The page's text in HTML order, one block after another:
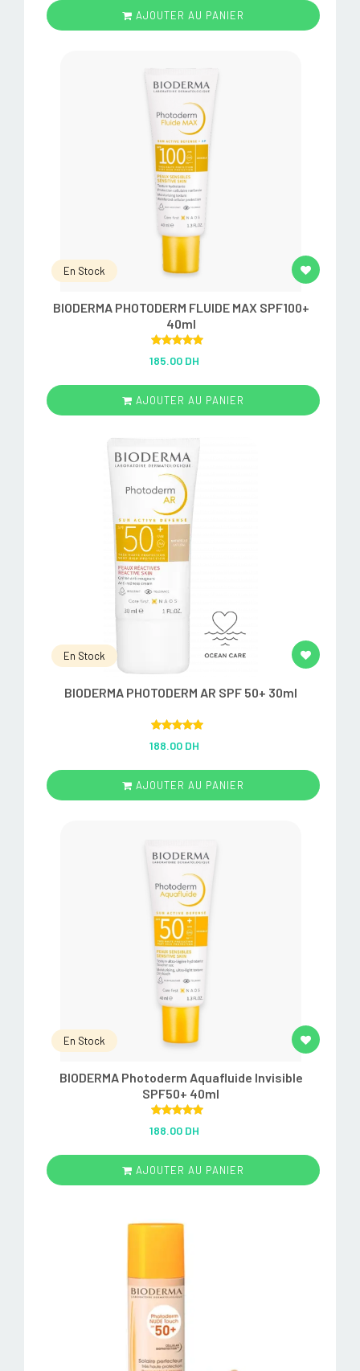
AJOUTER AU PANIER
En Stock
BIODERMA PHOTODERM FLUIDE MAX SPF100+
40ml
out of 5
185.00 DH
AJOUTER AU PANIER
En Stock
BIODERMA PHOTODERM AR SPF 50+ 30ml
out of 5
188.00 DH
AJOUTER AU PANIER
En Stock
BIODERMA Photoderm Aquafluide Invisible
SPF50+ 40ml
out of 5
188.00 DH
AJOUTER AU PANIER